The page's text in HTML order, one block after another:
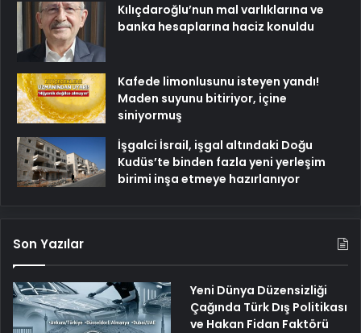
Kılıçdaroğlu’nun mal varlıklarına ve
banka hesaplarına haciz konuldu
Kafede limonlusunu isteyen yandı!
Maden suyunu bitiriyor, içine
siniyormuş
İşgalci İsrail, işgal altındaki Doğu
Kudüs’te binden fazla yeni yerleşim
birimi inşa etmeye hazırlanıyor
Son Yazılar
Yeni Dünya Düzensizliği
Çağında Türk Dış Politikası
ve Hakan Fidan Faktörü